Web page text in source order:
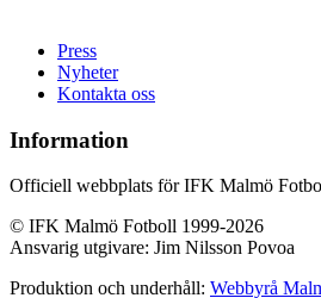
Press
Nyheter
Kontakta oss
Information
Officiell webbplats för IFK Malmö
© IFK Malmö Fotboll 1999-2026
Ansvarig utgivare: Jim Nilsson Povoa
Produktion och underhåll: Webbyrå